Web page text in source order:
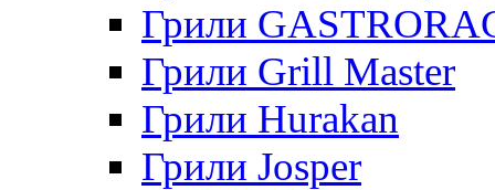
Грили
Грили Grill Master
Грили Hurakan
Грили Josper